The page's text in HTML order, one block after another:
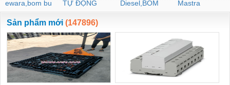
ewara,bom bu
ewara
TỰ ĐỘNG
Diesel,BOM
CHUA CHAY
Mastra
Sản phẩm mới (147896)